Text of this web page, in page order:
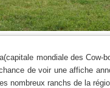
mondiale des Cow-
de voir une affiche
nombreux ranchs de la